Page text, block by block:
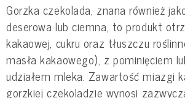
Gorzka czekolada, znana również
deserowa lub ciemna, to produkt
kakaowej, cukru oraz tłuszczu
masła kakaowego), z pominięciem
udziałem mleka. Zawartość miazgi
gorzkiej czekoladzie wynosi